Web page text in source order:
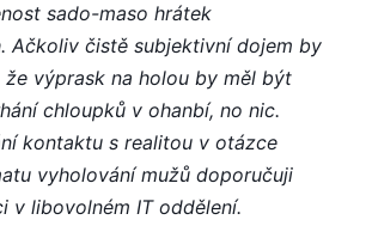
sado-maso hrátek
Ačkoliv čistě subjektivní dojem by
že výprask na holou by měl být
chloupků v ohanbí, no nic.
kontaktu s realitou v otázce
vyholování mužů doporučuji
v libovolném IT oddělení.